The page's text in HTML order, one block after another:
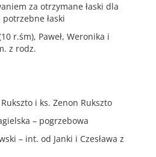
za otrzymane łaski dla
łaski
r.śm), Paweł, Weronika i
z rodz.
i ks. Zenon Rukszto
– pogrzebowa
– int. od Janki i Czesława z